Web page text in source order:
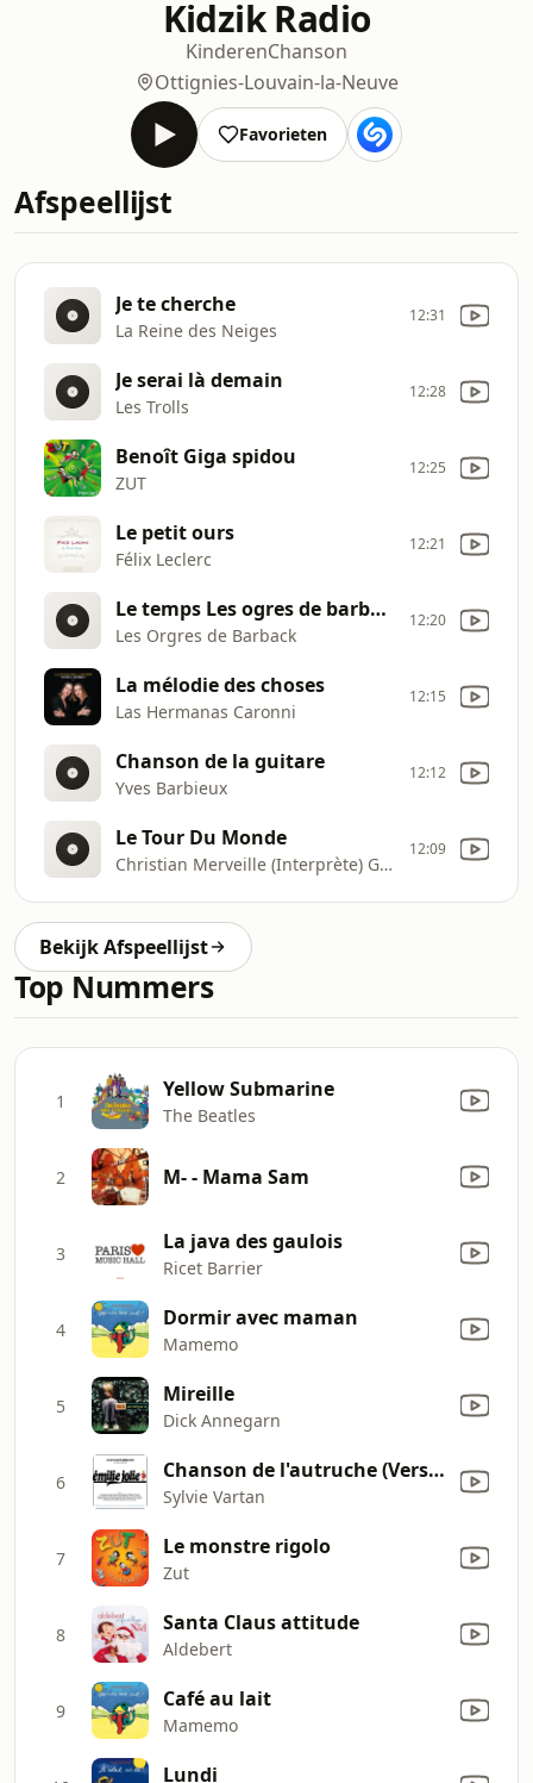
Kidzik Radio
KinderenChanson
Ottignies-Louvain-la-Neuve
Favorieten
Afspeellijst
Je te cherche
La Reine des Neiges
12:31
Je serai là demain
Les Trolls
12:28
Benoît Giga spidou
ZUT
12:25
Le petit ours
Félix Leclerc
12:21
Le temps Les ogres de barback La pitoresque histoire de Pitt Och
Les Orgres de Barback
12:20
La mélodie des choses
Las Hermanas Caronni
12:15
Chanson de la guitare
Yves Barbieux
12:12
Le Tour Du Monde
Christian Merveille (Interprète) Geneviève Laloy (Interprète) Gibus (Interprète) Les Déménageurs (Interprète) Mamemo (Interprète) Thibault (Interprète
12:09
Bekijk Afspeellijst
Top Nummers
1 Yellow Submarine
The Beatles
2 M- - Mama Sam
3 La java des gaulois
Ricet Barrier
4 Dormir avec maman
Mamemo
5 Mireille
Dick Annegarn
6 Chanson de l'autruche (Version edit)
Sylvie Vartan
7 Le monstre rigolo
Zut
8 Santa Claus attitude
Aldebert
9 Café au lait
Mamemo
Lundi